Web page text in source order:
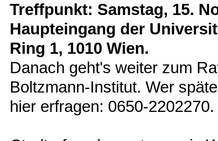
Treffpunkt: Samstag, 15.
Haupteingang der
Ring 1, 1010 Wien.
Danach geht's weiter zum
Boltzmann-Institut. Wer
hier erfragen: 0650-2202270.